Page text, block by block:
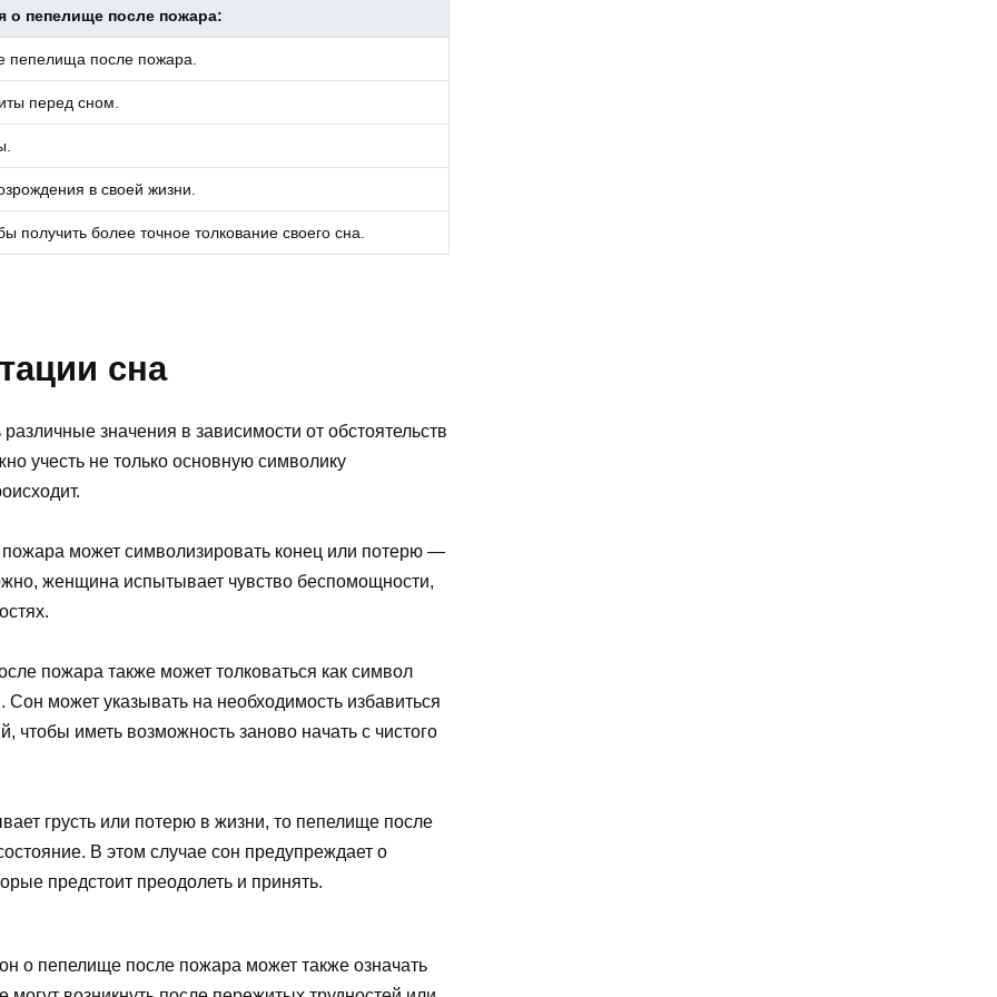
о пепелище после пожара:
пепелища после пожара.
перед сном.
в своей жизни.
получить более точное толкование своего сна.
сна
значения в зависимости от обстоятельств
учесть не только основную символику
может символизировать конец или потерю —
женщина испытывает чувство беспомощности,
пожара также может толковаться как символ
может указывать на необходимость избавиться
чтобы иметь возможность заново начать с чистого
грусть или потерю в жизни, то пепелище после
В этом случае сон предупреждает о
предстоит преодолеть и принять.
о пепелище после пожара может также означать